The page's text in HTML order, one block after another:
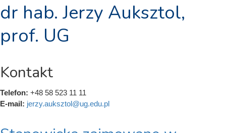
dr hab. Jerzy Auksztol,
prof. UG
Kontakt
Telefon: +48 58 523 11 11
E-mail: jerzy.auksztol@ug.edu.pl